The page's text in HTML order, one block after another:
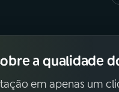
a qualidade
em apenas um